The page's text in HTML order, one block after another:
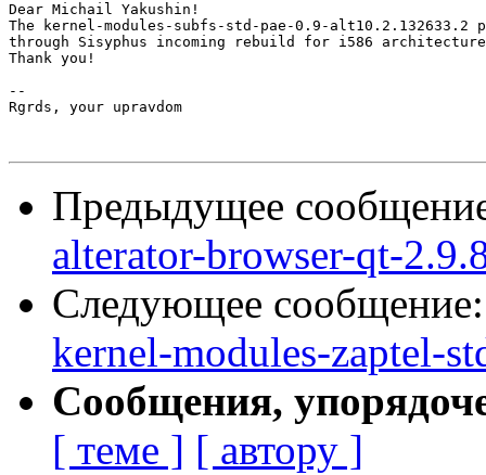
Dear Michail Yakushin!
The kernel-modules-subfs-std-pae-0.9-alt10.2.132633.2
through Sisyphus incoming rebuild for i586
Thank you!
--
Rgrds, your upravdom
Предыдущее
alterator-browser-qt-
Следующее
kernel-modules-zaptel-
Сообщения,
[ теме ] [ автору ]